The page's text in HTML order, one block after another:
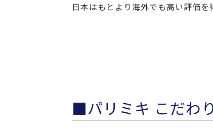
日本はもとより海外でも高い評価
■パリミキ こだわ